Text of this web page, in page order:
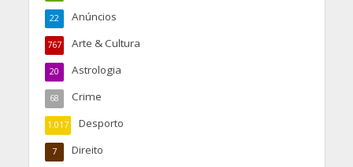
Anúncios
22
Arte & Cultura
767
Astrologia
20
Crime
68
Desporto
1.017
Direito
7